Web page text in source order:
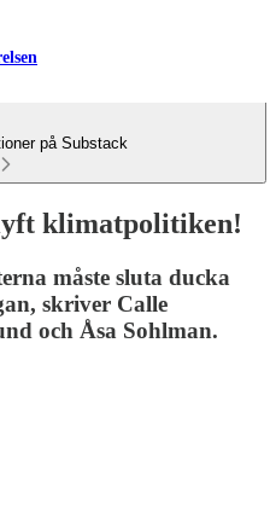
på Substack
klimatpolitiken!
måste sluta ducka
skriver Calle
och Åsa Sohlman.